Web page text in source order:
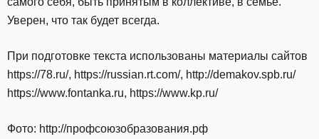
Уверен, что так будет всегда.
При подготовке текста использованы материалы сайтов
https://78.ru/, https://russian.rt.com/, http://demakov.spb.ru/
https://www.fontanka.ru, https://www.kp.ru/
Фото: http://профсоюзобразования.рф